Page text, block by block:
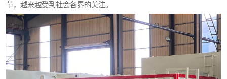
节，越来越受到社会各界的关注。
养殖污水处理设备
一体化污水处理设备
医院辐射污水衰变池